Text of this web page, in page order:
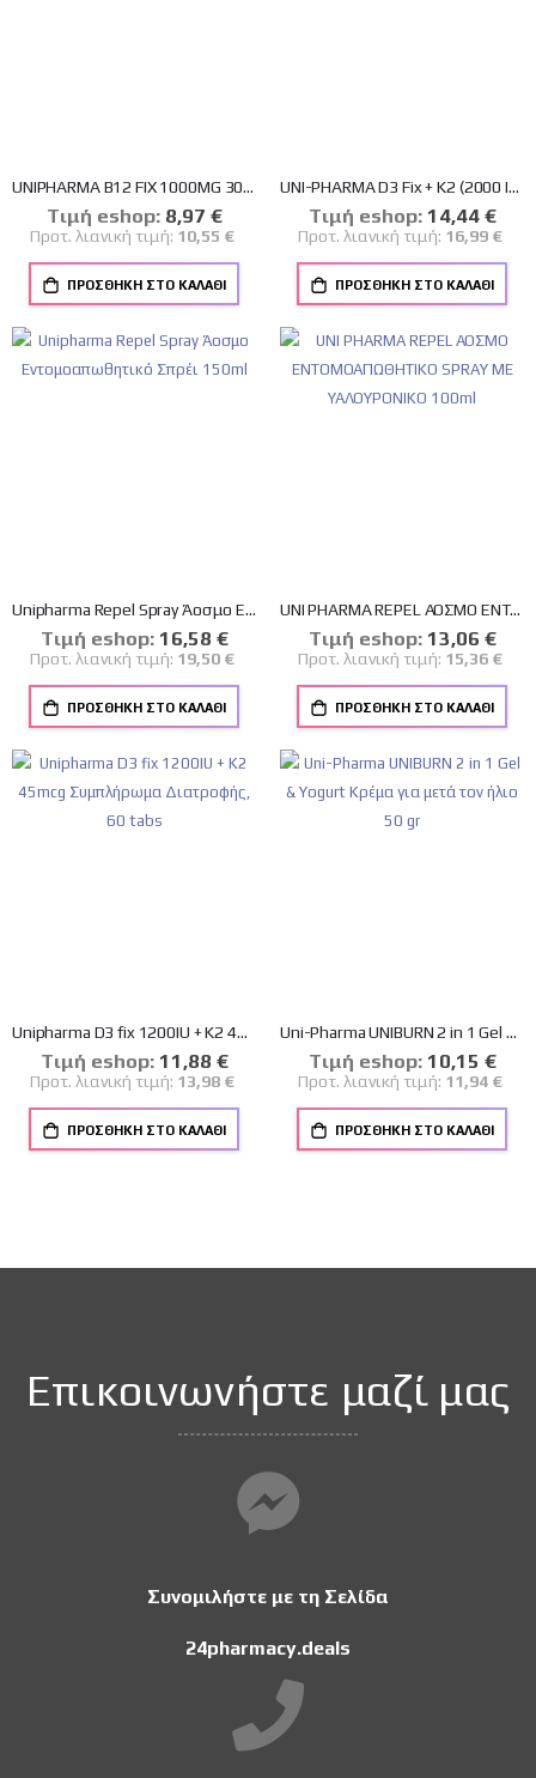
UNIPHARMA B12 FIX 1000MG 30TABS
Tιμή eshop: Ειδική
Τιμή
8,97 €
Προτ. λιανική τιμή: 10,55 €
ΠΡΟΣΘΉΚΗ ΣΤΟ ΚΑΛΆΘΙ
UNI-PHARMA D3 Fix + Κ2 (2000 IU VITAMIN D3 +45mg VITAMIN K2) 60 TABLETS
Tιμή eshop: Ειδική
Τιμή
14,44 €
Προτ. λιανική τιμή: 16,99 €
ΠΡΟΣΘΉΚΗ ΣΤΟ ΚΑΛΆΘΙ
Unipharma Repel Spray Άοσμο Εντομοαπωθητικό Σπρέι 150ml
Tιμή eshop: Ειδική
Τιμή
16,58 €
Προτ. λιανική τιμή: 19,50 €
ΠΡΟΣΘΉΚΗ ΣΤΟ ΚΑΛΆΘΙ
UNI PHARMA REPEL ΑΟΣΜΟ ΕΝΤΟΜΟΑΠΩΘΗΤΙΚΟ SPRAY ΜΕ ΥΑΛΟΥΡΟΝΙΚΟ 100ml
Tιμή eshop: Ειδική
Τιμή
13,06 €
Προτ. λιανική τιμή: 15,36 €
ΠΡΟΣΘΉΚΗ ΣΤΟ ΚΑΛΆΘΙ
Unipharma D3 fix 1200IU + Κ2 45mcg Συμπλήρωμα Διατροφής, 60 tabs
Tιμή eshop: Ειδική
Τιμή
11,88 €
Προτ. λιανική τιμή: 13,98 €
ΠΡΟΣΘΉΚΗ ΣΤΟ ΚΑΛΆΘΙ
Uni-Pharma UNIBURN 2 in 1 Gel & Yogurt Κρέμα για μετά τον ήλιο 50 gr
Tιμή eshop: Ειδική
Τιμή
10,15 €
Προτ. λιανική τιμή: 11,94 €
ΠΡΟΣΘΉΚΗ ΣΤΟ ΚΑΛΆΘΙ
Επικοινωνήστε μαζί μας
Συνομιλήστε με τη Σελίδα
24pharmacy.deals